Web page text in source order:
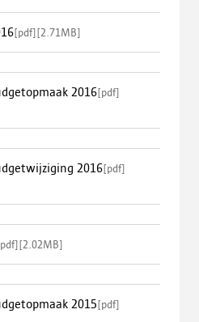
[pdf][2.71MB]
2016[pdf]
2016[pdf]
pdf][2.02MB]
2015[pdf]